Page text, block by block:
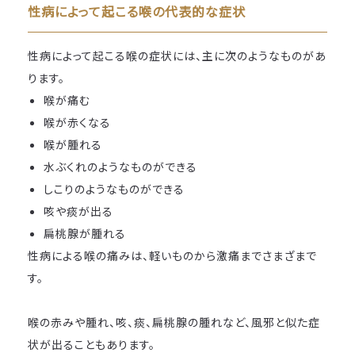
性病によって起こる喉の代表的な症状
性病によって起こる喉の症状には、主に次のようなものがあ
ります。
喉が痛む
喉が赤くなる
喉が腫れる
水ぶくれのようなものができる
しこりのようなものができる
咳や痰が出る
扁桃腺が腫れる
性病による喉の痛みは、軽いものから激痛までさまざまで
す。
喉の赤みや腫れ、咳、痰、扁桃腺の腫れなど、風邪と似た症
状が出ることもあります。